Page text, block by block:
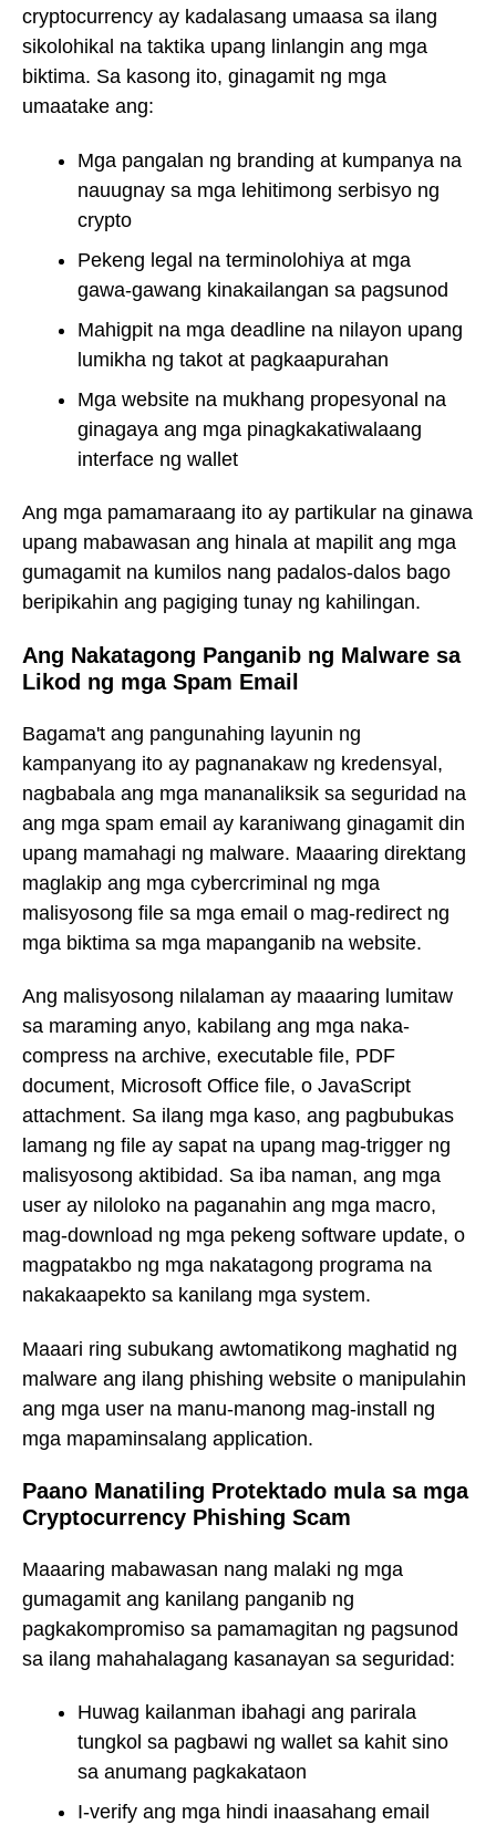
cryptocurrency ay kadalasang umaasa sa ilang
sikolohikal na taktika upang linlangin ang mga
biktima. Sa kasong ito, ginagamit ng mga
umaatake ang:
Mga pangalan ng branding at kumpanya na
nauugnay sa mga lehitimong serbisyo ng
crypto
Pekeng legal na terminolohiya at mga
gawa-gawang kinakailangan sa pagsunod
Mahigpit na mga deadline na nilayon upang
lumikha ng takot at pagkaapurahan
Mga website na mukhang propesyonal na
ginagaya ang mga pinagkakatiwalaang
interface ng wallet
Ang mga pamamaraang ito ay partikular na ginawa
upang mabawasan ang hinala at mapilit ang mga
gumagamit na kumilos nang padalos-dalos bago
beripikahin ang pagiging tunay ng kahilingan.
Ang Nakatagong Panganib ng Malware sa
Likod ng mga Spam Email
Bagama't ang pangunahing layunin ng
kampanyang ito ay pagnanakaw ng kredensyal,
nagbabala ang mga mananaliksik sa seguridad na
ang mga spam email ay karaniwang ginagamit din
upang mamahagi ng malware. Maaaring direktang
maglakip ang mga cybercriminal ng mga
malisyosong file sa mga email o mag-redirect ng
mga biktima sa mga mapanganib na website.
Ang malisyosong nilalaman ay maaaring lumitaw
sa maraming anyo, kabilang ang mga naka-
compress na archive, executable file, PDF
document, Microsoft Office file, o JavaScript
attachment. Sa ilang mga kaso, ang pagbubukas
lamang ng file ay sapat na upang mag-trigger ng
malisyosong aktibidad. Sa iba naman, ang mga
user ay niloloko na paganahin ang mga macro,
mag-download ng mga pekeng software update, o
magpatakbo ng mga nakatagong programa na
nakakaapekto sa kanilang mga system.
Maaari ring subukang awtomatikong maghatid ng
malware ang ilang phishing website o manipulahin
ang mga user na manu-manong mag-install ng
mga mapaminsalang application.
Paano Manatiling Protektado mula sa mga
Cryptocurrency Phishing Scam
Maaaring mabawasan nang malaki ng mga
gumagamit ang kanilang panganib ng
pagkakompromiso sa pamamagitan ng pagsunod
sa ilang mahahalagang kasanayan sa seguridad:
Huwag kailanman ibahagi ang parirala
tungkol sa pagbawi ng wallet sa kahit sino
sa anumang pagkakataon
I-verify ang mga hindi inaasahang email